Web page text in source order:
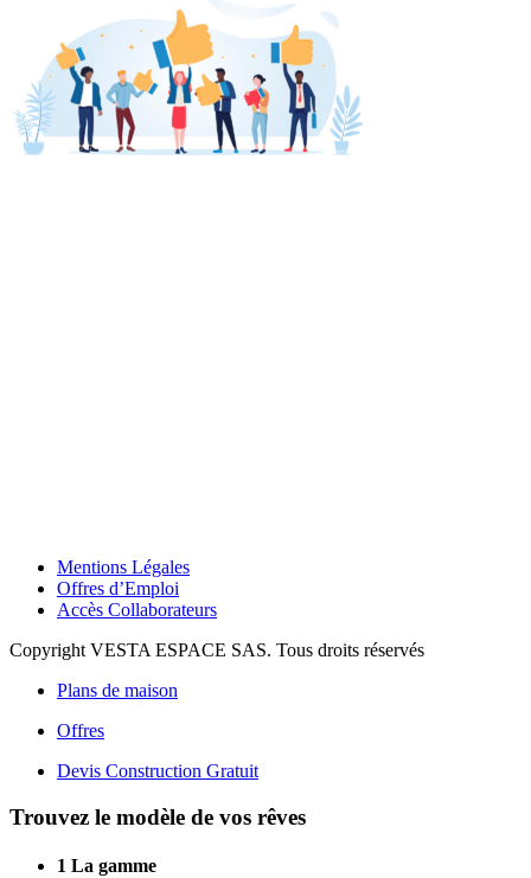
Mentions Légales
Offres d’Emploi
Accès Collaborateurs
Copyright VESTA ESPACE SAS. Tous droits réservés
Plans de maison
Offres
Devis Construction Gratuit
Trouvez le modèle de vos rêves
1 La gamme